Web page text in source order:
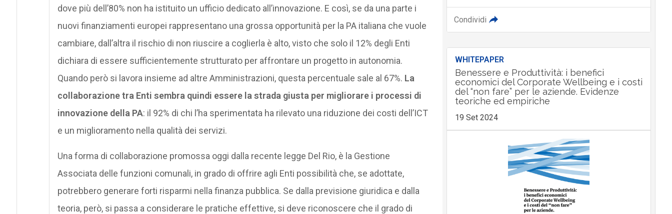
dove più dell’80% non ha istituito un ufficio dedicato all’innovazione. E così, se da una parte i
nuovi finanziamenti europei rappresentano una grossa opportunità per la PA italiana che vuole
cambiare, dall’altra il rischio di non riuscire a coglierla è alto, visto che solo il 12% degli Enti
dichiara di essere sufficientemente strutturato per affrontare un progetto in autonomia.
Quando però si lavora insieme ad altre Amministrazioni, questa percentuale sale al 67%. La
collaborazione tra Enti sembra quindi essere la strada giusta per migliorare i processi di
innovazione della PA: il 92% di chi l’ha sperimentata ha rilevato una riduzione dei costi dell’ICT
e un miglioramento nella qualità dei servizi.
Una forma di collaborazione promossa oggi dalla recente legge Del Rio, è la Gestione
Associata delle funzioni comunali, in grado di offrire agli Enti possibilità che, se adottate,
potrebbero generare forti risparmi nella finanza pubblica. Se dalla previsione giuridica e dalla
teoria, però, si passa a considerare le pratiche effettive, si deve riconoscere che il grado di
Condividi
WHITEPAPER
Benessere e Produttività: i benefici
economici del Corporate Wellbeing e i costi
del “non fare” per le aziende. Evidenze
teoriche ed empiriche
19 Set 2024